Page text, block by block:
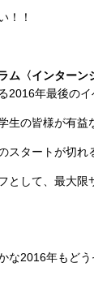
！！
ム〈インター
2016年最後のイ
生の皆様が有益
スタートが切れ
として、最大
な2016年もど